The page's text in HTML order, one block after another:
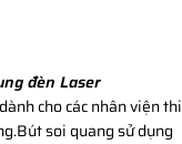
đèn Laser
cho các nhân viện thi
soi quang sử dụng